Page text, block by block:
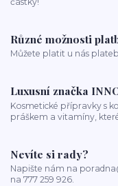
Různé možnosti
Můžete platit u nás
Luxusní značka
Kosmetické přípravky s
práškem a vitamíny,
Nevíte si rady?
Napište nám na
na 777 259 926.